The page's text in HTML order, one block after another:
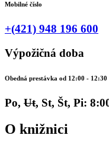
Mobilné číslo
+(421) 948 196 600
Výpožičná doba
Obedná prestávka od 12:00 - 12:30
Po, Ut, St, Št, Pi:
O knižnici